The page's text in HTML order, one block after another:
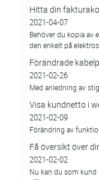
Hitta din
2021-04-07
Behöver du kopia av
den enkelt på
Förändrade
2021-02-26
Med anledning av
Visa kundnetto i
2021-02-09
Förändring av
Få översikt över
2021-02-02
Nu kan du som